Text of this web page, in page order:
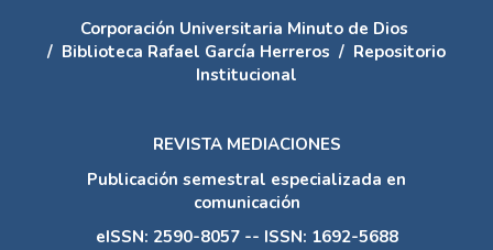
Corporación Universitaria Minuto de Dios
/ Biblioteca Rafael García Herreros / Repositorio
Institucional
REVISTA MEDIACIONES
Publicación semestral especializada en
comunicación
eISSN: 2590-8057 -- ISSN: 1692-5688